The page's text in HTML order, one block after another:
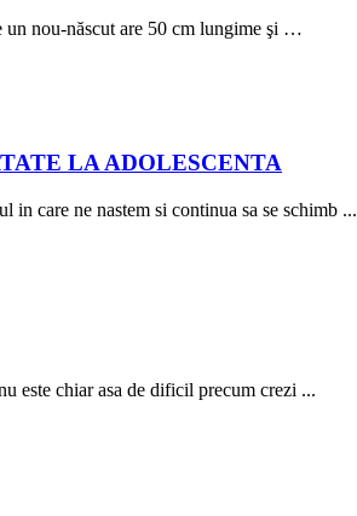
un nou-născut are 50 cm lungime şi …
LA ADOLESCENTA
in care ne nastem si continua sa se schimb ...
este chiar asa de dificil precum crezi ...